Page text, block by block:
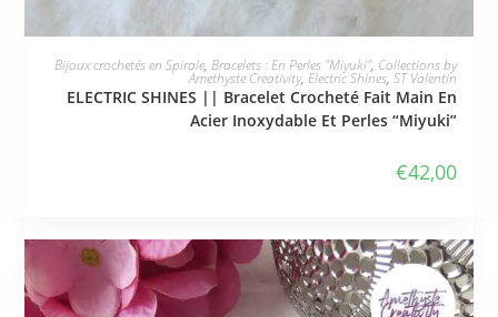
JE L'ADOPTE
Bijoux crochetés en Spirale, Bracelets : En Perles "Miyuki", Collections by
Amethyste Creativity, Electric Shines, ST Valentin
ELECTRIC SHINES || Bracelet Crocheté Fait Main En
Acier Inoxydable Et Perles “Miyuki”
€42,00